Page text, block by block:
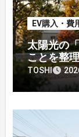
EV購入・費
太陽光の
ことを整
略転換
TOSHI